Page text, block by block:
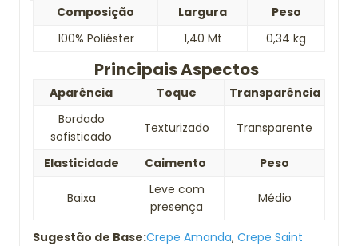
Composição Largura
Peso
100% Poliéster
1,40 Mt 0,34 kg
Principais Aspectos
Aparência Toque
Transparência
Bordado
sofisticado
Texturizado Transparente
Elasticidade Caimento Peso
Baixa
Leve com
presença
Médio
Sugestão de Base:Crepe Amanda, Crepe Saint